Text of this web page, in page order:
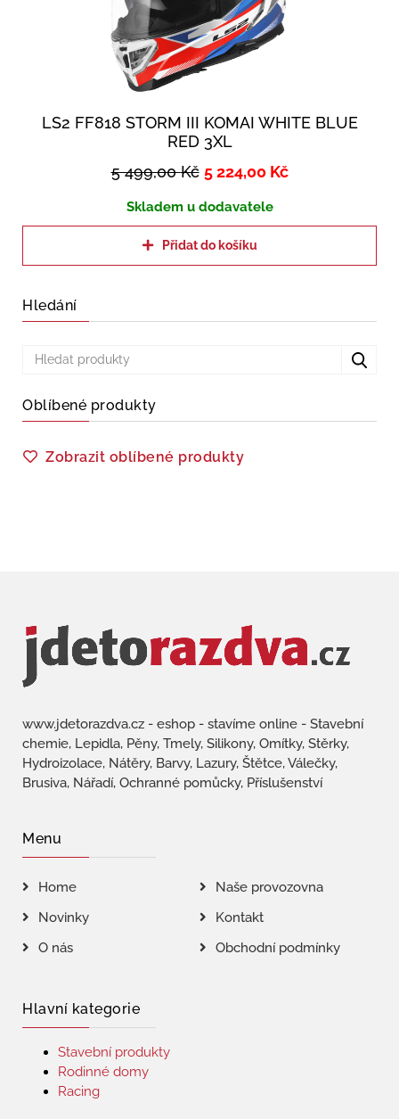
LS2 FF818 STORM III KOMAI WHITE BLUE
RED 3XL
5 499,00Kč 5 224,00 Kč
Skladem u dodavatele
Přidat do košíku
Hledání
Oblíbené produkty
Zobrazit oblíbené produkty
www.jdetorazdva.cz - eshop - stavíme online - Stavební
chemie, Lepidla, Pěny, Tmely, Silikony, Omítky, Stěrky,
Hydroizolace, Nátěry, Barvy, Lazury, Štětce, Válečky,
Brusiva, Nářadí, Ochranné pomůcky, Příslušenství
Menu
Home
Naše provozovna
Novinky
Kontakt
O nás
Obchodní podmínky
Hlavní kategorie
Stavební produkty
Rodinné domy
Racing